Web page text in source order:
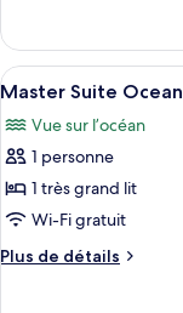
Suite
Ocean
View
Single
Use
Suite
Ocean
View
Use
Afficher
toutes
les
photos
pour
ce
type
de
6
Master Suite
Vue sur l’océan
1 personne
1 très grand lit
Wi-Fi gratuit
Plus de détails
Plus